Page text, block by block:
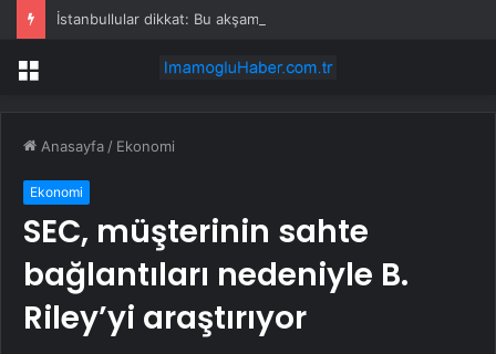
İstanbullular dikkat: Bu akşam aniden bastırabilir!
Menü
Anasayfa / Ekonomi
Ekonomi
SEC, müşterinin sahte
bağlantıları nedeniyle B.
Riley’yi araştırıyor